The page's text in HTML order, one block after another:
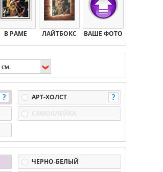
В РАМЕ ЛАЙТБОКС ВАШЕ ФОТО
АРТ-ХОЛСТ
ЧЕРНО-БЕЛЫЙ